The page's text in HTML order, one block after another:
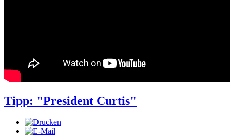
Tipp: "President Curtis"